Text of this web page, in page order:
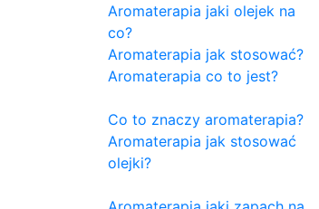
Aromaterapia jaki olejek na
co?
Aromaterapia jak stosować?
Aromaterapia co to jest?
Co to znaczy aromaterapia?
Aromaterapia jak stosować
olejki?